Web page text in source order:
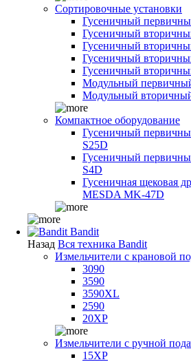
Сортировочные установки
Гусеничный
Гусеничный
Гусеничный
Гусеничный
Гусеничный
Модульный
Модульный
Компактное оборудование
Гусеничный
S25D
Гусеничный
S4D
Гусеничная щековая
MESDA MK-47D
Bandit
Назад Вся техника Bandit
Измельчители с крановой
3090
3590
3590XL
2590
20XP
Измельчители с ручной
15XP